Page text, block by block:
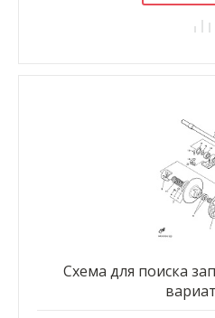
Схема для поиска